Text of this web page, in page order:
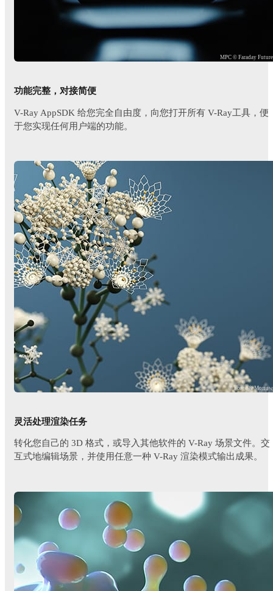
MPC © Faraday Future
功能完整，对接简便
V-Ray AppSDK 给您完全自由度，向您打开所有 V-Ray工具，便
于您实现任何用户端的功能。
© Forge & Morrow
灵活处理渲染任务
转化您自己的 3D 格式，或导入其他软件的 V-Ray 场景文件。交
互式地编辑场景，并使用任意一种 V-Ray 渲染模式输出成果。